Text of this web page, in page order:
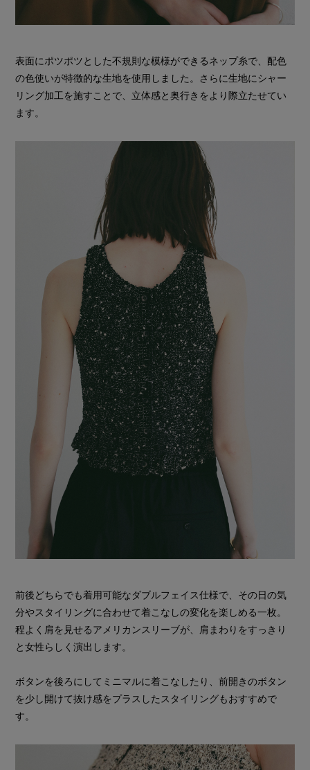
表面にポツポツとした不規則な模様ができるネップ糸で、配色
の色使いが特徴的な生地を使用しました。さらに生地にシャー
リング加工を施すことで、立体感と奥行きをより際立たせてい
ます。
前後どちらでも着用可能なダブルフェイス仕様で、その日の気
分やスタイリングに合わせて着こなしの変化を楽しめる一枚。
程よく肩を見せるアメリカンスリーブが、肩まわりをすっきり
と女性らしく演出します。
ボタンを後ろにしてミニマルに着こなしたり、前開きのボタン
を少し開けて抜け感をプラスしたスタイリングもおすすめで
す。